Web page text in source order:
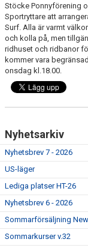
RIDHUSBOKNINGAR
IDEELLT ARBETE
FRAMSTEG
SURF-HÄNG
BOKNINGAR
Stöcke Ponnyförening
Sportryttare att
Surf. Alla är varmt
och kolla på, men
ridhuset och ridbanor
kommer vara
onsdag kl.18.00.
Nyhetsarkiv
Nyhetsbrev 7 - 2026
US-läger
Lediga platser HT-26
Nyhetsbrev 6 - 2026
Sommarförsäljning
Sommarkurser v.32